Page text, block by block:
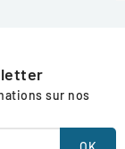
sur nos